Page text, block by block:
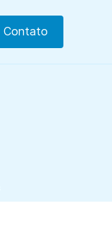
Contato